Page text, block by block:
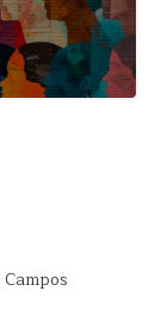
Campos